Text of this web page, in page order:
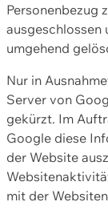
Personenbezug
ausgeschlossen
umgehend
Nur in
Server von
gekürzt. Im
Google diese
der Website
mit der